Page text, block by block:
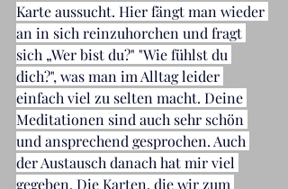
Karte aussucht. Hier fängt man wieder
an in sich reinzuhorchen und fragt
sich „Wer bist du?" "Wie fühlst du
dich?", was man im Alltag leider
einfach viel zu selten macht. Deine
Meditationen sind auch sehr schön
und ansprechend gesprochen. Auch
der Austausch danach hat mir viel
gegeben. Die Karten, die wir zum